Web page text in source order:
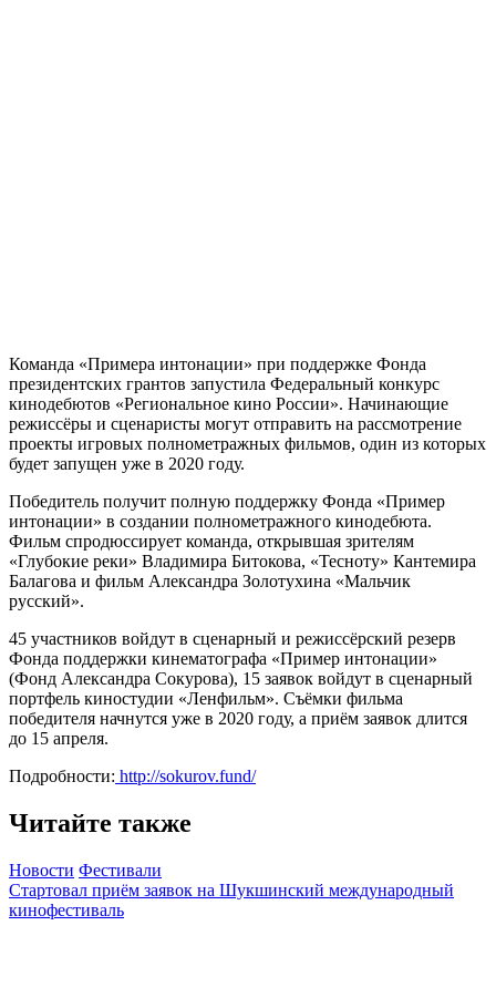
Команда «Примера интонации» при поддержке Фонда
президентских грантов запустила Федеральный конкурс
кинодебютов «Региональное кино России». Начинающие
режиссёры и сценаристы могут отправить на рассмотрение
проекты игровых полнометражных фильмов, один из которых
будет запущен уже в 2020 году.
Победитель получит полную поддержку Фонда «Пример
интонации» в создании полнометражного кинодебюта.
Фильм спродюссирует команда, открывшая зрителям
«Глубокие реки» Владимира Битокова, «Тесноту» Кантемира
Балагова и фильм Александра Золотухина «Мальчик
русский».
45 участников войдут в сценарный и режиссёрский резерв
Фонда поддержки кинематографа «Пример интонации»
(Фонд Александра Сокурова), 15 заявок войдут в сценарный
портфель киностудии «Ленфильм». Съёмки фильма
победителя начнутся уже в 2020 году, а приём заявок длится
до 15 апреля.
Подробности: http://sokurov.fund/
Читайте также
Новости Фестивали
Стартовал приём заявок на Шукшинский международный
кинофестиваль